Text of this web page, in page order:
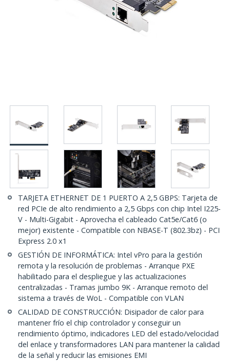
TARJETA ETHERNET DE 1 PUERTO A 2,5 GBPS: Tarjeta de
red PCIe de alto rendimiento a 2,5 Gbps con chip Intel I225-
V - Multi-Gigabit - Aprovecha el cableado Cat5e/Cat6 (o
mejor) existente - Compatible con NBASE-T (802.3bz) - PCI
Express 2.0 x1
GESTIÓN DE INFORMÁTICA: Intel vPro para la gestión
remota y la resolución de problemas - Arranque PXE
habilitado para el despliegue y las actualizaciones
centralizadas - Tramas jumbo 9K - Arranque remoto del
sistema a través de WoL - Compatible con VLAN
CALIDAD DE CONSTRUCCIÓN: Disipador de calor para
mantener frío el chip controlador y conseguir un
rendimiento óptimo, indicadores LED del estado/velocidad
del enlace y transformadores LAN para mantener la calidad
de la señal y reducir las emisiones EMI